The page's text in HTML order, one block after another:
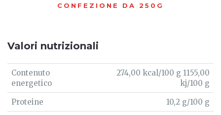
CONFEZIONE DA 250G
Valori nutrizionali
Contenuto
energetico
274,00 kcal/100 g 1155,00
kj/100 g
Proteine
10,2 g/100 g